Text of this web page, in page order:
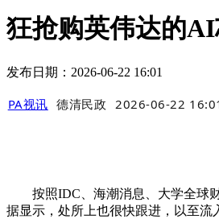
狂抢购英伟达的
发布日期：2026-06-22 16:01
PA视讯 德清民政 2026-06-22
按照IDC、海潮消息、大学全球
据显示，处所上也很快跟进，以至流